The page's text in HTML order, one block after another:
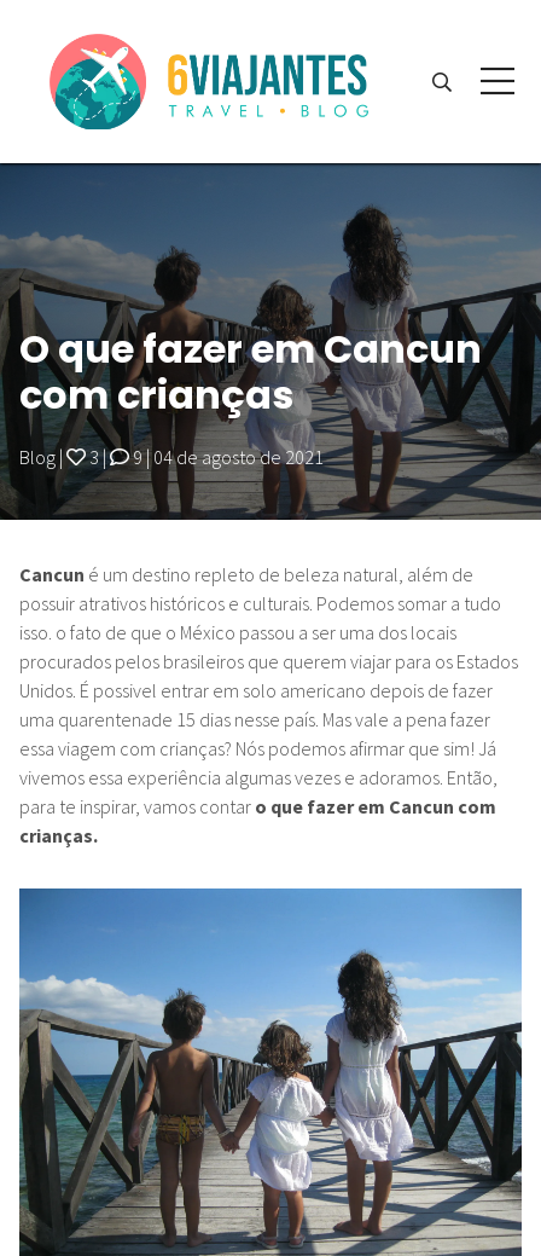
O que fazer em Cancun
com crianças
Blog | 3| 9|04 de agosto de 2021
Cancun é um destino repleto de beleza natural, além de
possuir atrativos históricos e culturais. Podemos somar a tudo
isso. o fato de que o México passou a ser uma dos locais
procurados pelos brasileiros que querem viajar para os Estados
Unidos. É possivel entrar em solo americano depois de fazer
uma quarentenade 15 dias nesse país. Mas vale a pena fazer
essa viagem com crianças? Nós podemos afirmar que sim! Já
vivemos essa experiência algumas vezes e adoramos. Então,
para te inspirar, vamos contar o que fazer em Cancun com
crianças.